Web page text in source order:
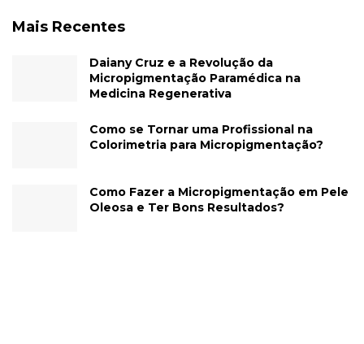
Mais Recentes
Daiany Cruz e a Revolução da
Micropigmentação Paramédica na
Medicina Regenerativa
Como se Tornar uma Profissional na
Colorimetria para Micropigmentação?
Como Fazer a Micropigmentação em Pele
Oleosa e Ter Bons Resultados?